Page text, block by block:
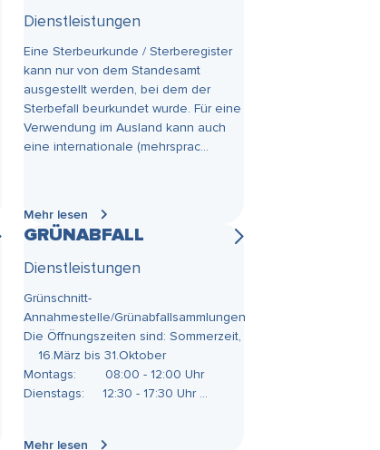
Dienstleistungen
Eine Sterbeurkunde / Sterberegister
kann nur von dem Standesamt
ausgestellt werden, bei dem der
Sterbefall beurkundet wurde. Für eine
Verwendung im Ausland kann auch
eine internationale (mehrsprac...
Mehr lesen
GRÜNABFALL
Dienstleistungen
Grünschnitt-
Annahmestelle/Grünabfallsammlungen
Die Öffnungszeiten sind: Sommerzeit,
16.März bis 31.Oktober
Montags: 08:00 - 12:00 Uhr
Dienstags: 12:30 - 17:30 Uhr ...
Mehr lesen